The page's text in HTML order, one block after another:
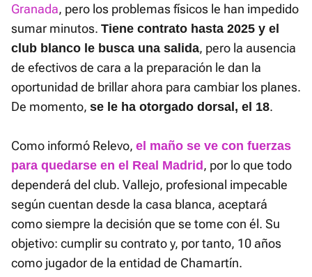
Granada, pero los problemas físicos le han impedido
sumar minutos. Tiene contrato hasta 2025 y el
club blanco le busca una salida, pero la ausencia
de efectivos de cara a la preparación le dan la
oportunidad de brillar ahora para cambiar los planes.
De momento, se le ha otorgado dorsal, el 18.
Como informó Relevo, el maño se ve con fuerzas
para quedarse en el Real Madrid , por lo que todo
dependerá del club. Vallejo, profesional impecable
según cuentan desde la casa blanca, aceptará
como siempre la decisión que se tome con él. Su
objetivo: cumplir su contrato y, por tanto, 10 años
como jugador de la entidad de Chamartín.